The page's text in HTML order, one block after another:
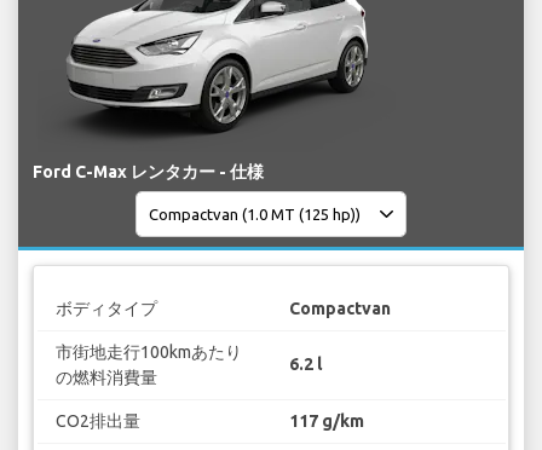
Ford C-Max レンタカー - 仕様
ボディタイプ Compactvan
市街地走行100kmあたり
の燃料消費量
6.2 l
CO2排出量 117 g/km